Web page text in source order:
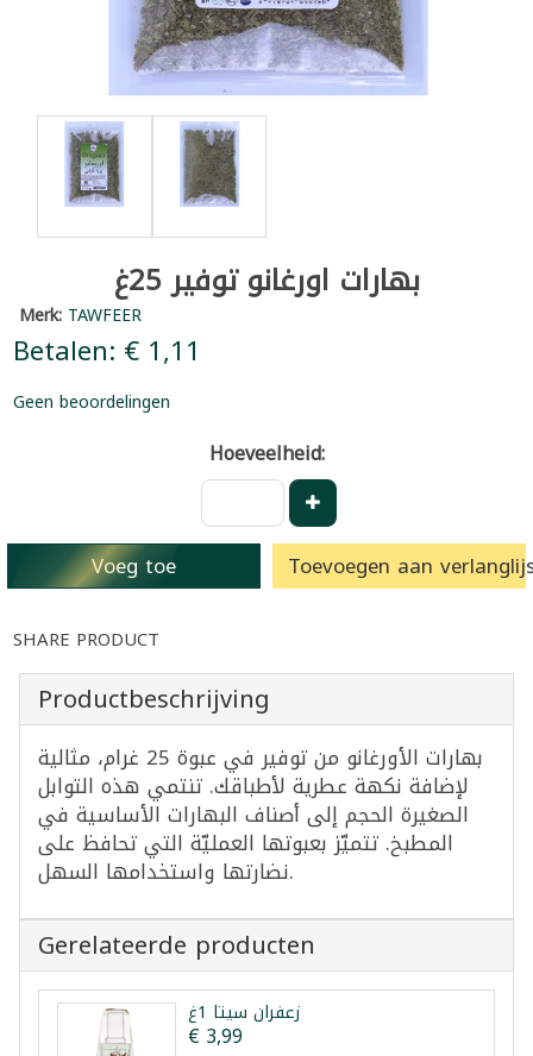
بهارات اورغانو توفير 25غ
Merk: TAWFEER
Betalen: € 1,11
Geen beoordelingen
Hoeveelheid:
Voeg toe Toevoegen aan
SHARE PRODUCT
Productbeschrijving
بهارات الأورغانو من توفير في عبوة 25 غرام، مثالية
لإضافة نكهة عطرية لأطباقك. تنتمي هذه التوابل
الصغيرة الحجم إلى أصناف البهارات الأساسية في
المطبخ. تتميّز بعبوتها العمليّة التي تحافظ على
نضارتها واستخدامها السهل.
Gerelateerde producten
زعفران سيتا 1غ
€ 3,99